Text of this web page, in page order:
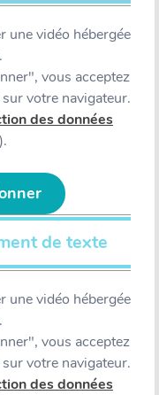
une vidéo hébergée
vous acceptez
votre navigateur.
des données
).
de texte
une vidéo hébergée
vous acceptez
votre navigateur.
des données